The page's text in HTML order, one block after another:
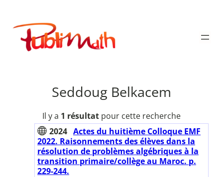
contenu
Publimath
Seddoug Belkacem
Il y a 1 résultat pour cette recherche
2024 Actes du huitième Colloque EMF
2022. Raisonnements des élèves dans la
résolution de problèmes algébriques à la
transition primaire/collège au Maroc. p.
229-244.